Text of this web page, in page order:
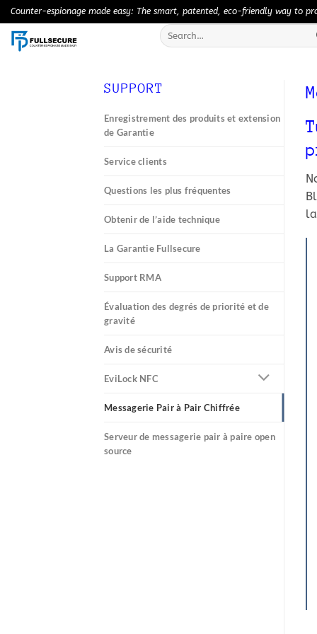
Skip
to
content
Counter-espionage made easy: The smart, patented, eco-friendly way to
Search
for:
SUPPORT
Enregistrement des produits et extension
de Garantie
Service clients
Questions les plus fréquentes
Obtenir de l’aide technique
La Garantie Fullsecure
Support RMA
Évaluation des degrés de priorité et de
gravité
Avis de sécurité
EviLock NFC
Messagerie Pair à Pair Chiffrée
Serveur de messagerie pair à paire open
source